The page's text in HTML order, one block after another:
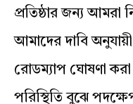
প্রতিষ্ঠার জন্য আমরা
আমাদের দাবি অনুযায়ী
রোডম্যাপ ঘোষণা
পরিস্থিতি বুঝে